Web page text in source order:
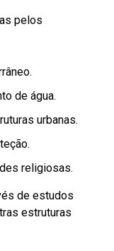
pelos
de água.
urbanas.
religiosas.
de estudos
estruturas